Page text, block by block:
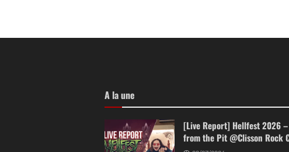
map, et les